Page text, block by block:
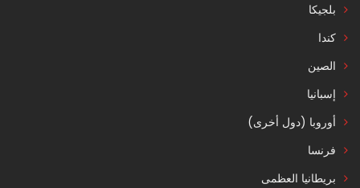
بلجيكا
كندا
الصين
إسبانيا
أوروبا (دول أخرى)
فرنسا
بريطانيا العظمى